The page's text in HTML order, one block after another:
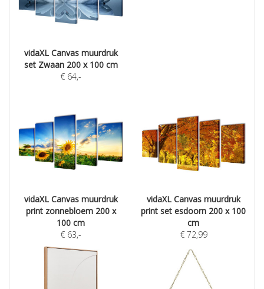
vidaXL Canvas muurdruk
set Zwaan 200 x 100 cm
€ 64,-
vidaXL Canvas muurdruk
print zonnebloem 200 x
100 cm
€ 63,-
vidaXL Canvas muurdruk
print set esdoorn 200 x 100
cm
€ 72,99